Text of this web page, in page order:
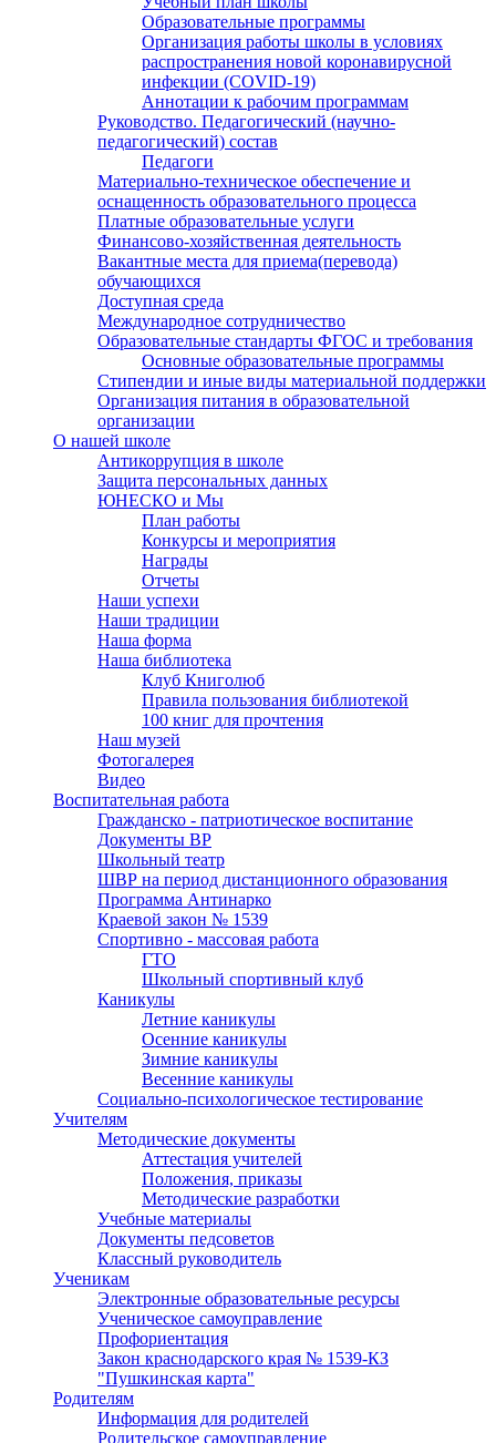
Образовательные программы
Организация работы школы в условиях
распространения новой коронавирусной
инфекции (CОVID-19)
Аннотации к рабочим программам
Руководство. Педагогический (научно-
педагогический) состав
Педагоги
Материально-техническое обеспечение и
оснащенность образовательного процесса
Платные образовательные услуги
Финансово-хозяйственная деятельность
Вакантные места для приема(перевода)
обучающихся
Доступная среда
Международное сотрудничество
Образовательные стандарты ФГОС и требования
Основные образовательные программы
Стипендии и иные виды материальной поддержки
Организация питания в образовательной
организации
О нашей школе
Антикоррупция в школе
Защита персональных данных
ЮНЕСКО и Мы
План работы
Конкурсы и мероприятия
Награды
Отчеты
Наши успехи
Наши традиции
Наша форма
Наша библиотека
Клуб Книголюб
Правила пользования библиотекой
100 книг для прочтения
Наш музей
Фотогалерея
Видео
Воспитательная работа
Гражданско - патриотическое воспитание
Документы ВР
Школьный театр
ШВР на период дистанционного образования
Программа Антинарко
Краевой закон № 1539
Спортивно - массовая работа
ГТО
Школьный спортивный клуб
Каникулы
Летние каникулы
Осенние каникулы
Зимние каникулы
Весенние каникулы
Социально-психологическое тестирование
Учителям
Методические документы
Аттестация учителей
Положения, приказы
Методические разработки
Учебные материалы
Документы педсоветов
Классный руководитель
Ученикам
Электронные образовательные ресурсы
Ученическое самоуправление
Профориентация
Закон краснодарского края № 1539-КЗ
"Пушкинская карта"
Родителям
Информация для родителей
Родительское самоуправление